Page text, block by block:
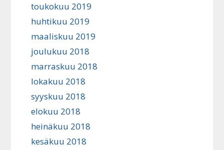
toukokuu 2019
huhtikuu 2019
maaliskuu 2019
joulukuu 2018
marraskuu 2018
lokakuu 2018
syyskuu 2018
elokuu 2018
heinäkuu 2018
kesäkuu 2018